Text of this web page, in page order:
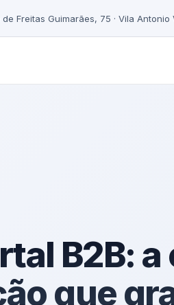
de Freitas Guimarães, 75 · Vila Antonio
B2B:
que